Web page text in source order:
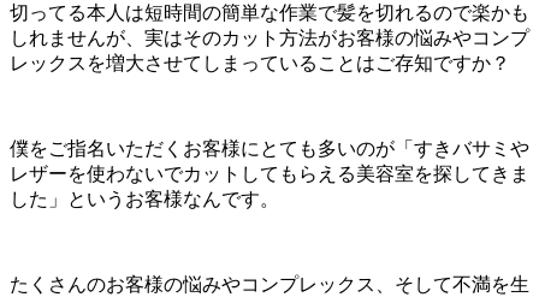
切ってる本人は短時間の簡単な作業で髪を切れるので楽かも
しれませんが、実はそのカット方法がお客様の悩みやコンプ
レックスを増大させてしまっていることはご存知ですか？
僕をご指名いただくお客様にとても多いのが「すきバサミや
レザーを使わないでカットしてもらえる美容室を探してきま
した」というお客様なんです。
たくさんのお客様の悩みやコンプレックス、そして不満を生